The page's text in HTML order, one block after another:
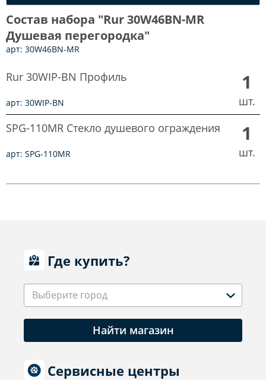
Состав набора "Rur 30W46BN-MR
Душевая перегородка"
арт: 30W46BN-MR
Rur 30WIP-BN Профиль
арт: 30WIP-BN
1
шт.
SPG-110MR Стекло душевого ограждения
арт: SPG-110MR
1
шт.
Где купить?
Выберите город
Найти магазин
Сервисные центры